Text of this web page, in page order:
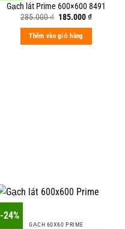
Gạch lát Prime 600×600 8491
285.000₫ Original
was:
285.000 ₫.
185.000₫Current
Thêm vào giỏ hàng
-24%
GẠCH 60X60 PRIME